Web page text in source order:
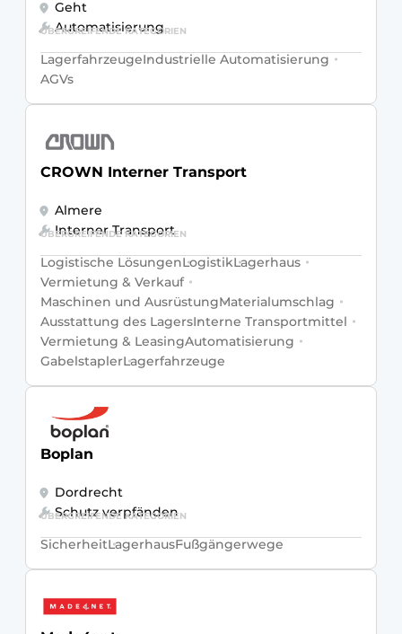
Geht
Automatisierung
ÜBERGREIFENDE KATEGORIEN
LagerfahrzeugeIndustrielle Automatisierung
AGVs
CROWN Interner Transport
Almere
Interner Transport
ÜBERGREIFENDE KATEGORIEN
Logistische LösungenLogistikLagerhaus
Vermietung & Verkauf
Maschinen und AusrüstungMaterialumschlag
Ausstattung des LagersInterne Transportmittel
Vermietung & LeasingAutomatisierung
GabelstaplerLagerfahrzeuge
Boplan
Dordrecht
Schutz verpfänden
ÜBERGREIFENDE KATEGORIEN
SicherheitLagerhausFußgängerwege